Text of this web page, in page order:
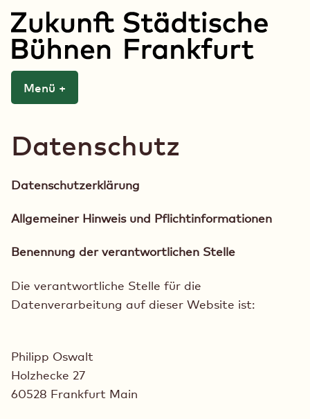
Zum
Inhalt
springen
Zukunft Städtische
Menü +
Datenschutz
Datenschutzerklärung
Allgemeiner Hinweis und Pflichtinformationen
Benennung der verantwortlichen Stelle
Die verantwortliche Stelle für die
Datenverarbeitung auf dieser Website ist:
Philipp Oswalt
Holzhecke 27
60528 Frankfurt Main